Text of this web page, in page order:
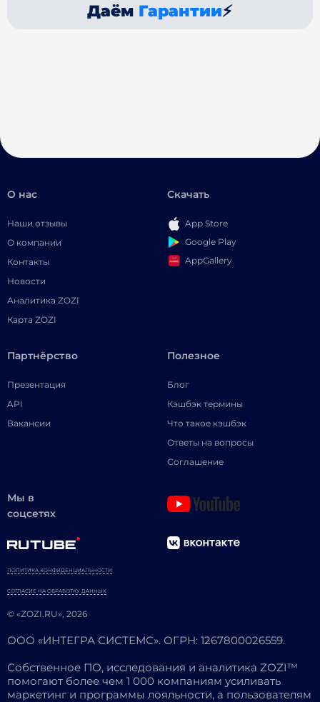
Даём Гарантии⚡
О нас
Наши отзывы
О компании
Контакты
Новости
Аналитика ZOZI
Карта ZOZI
Скачать
App Store
Google Play
AppGallery
Партнёрство
Презентация
API
Вакансии
Полезное
Блог
Кэшбэк термины
Что такое кэшбэк
Ответы на вопросы
Соглашение
Мы в
соцсетях
© «ZOZI.RU», 2026
ПОЛИТИКА КОНФИДЕНЦИАЛЬНОСТИ
СОГЛАСИЕ НА ОБРАБОТКУ ДАННЫХ
ООО «ИНТЕГРА СИСТЕМС». ОГРН: 1267800026559.
Собственное ПО, исследования и аналитика ZOZI™
помогают более чем 1 000 компаниям усиливать
маркетинг и программы лояльности, а пользователям